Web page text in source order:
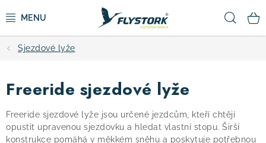
na
CYKLISTIKA
ZIMNÍ SPORTY
KOLOBĚŽKY
Sjezdové lyže
Freeride sjezdové lyže
Freeride sjezdové lyže jsou určené jezdcům, kteří chtějí
opustit upravenou sjezdovku a hledat vlastní stopu. Širší
konstrukce pomáhá v měkkém sněhu a poskytuje potřebnou